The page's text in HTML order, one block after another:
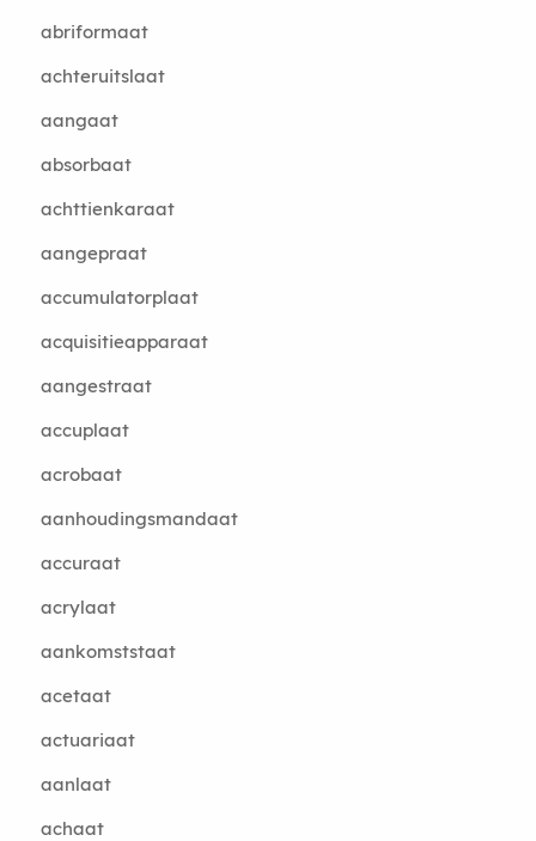
abriformaat
achteruitslaat
aangaat
absorbaat
achttienkaraat
aangepraat
accumulatorplaat
acquisitieapparaat
aangestraat
accuplaat
acrobaat
aanhoudingsmandaat
accuraat
acrylaat
aankomststaat
acetaat
actuariaat
aanlaat
achaat